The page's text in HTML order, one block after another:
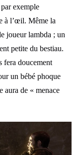
exemple
à l’œil. Même la
joueur lambda ; un
petite du bestiau.
fera doucement
un bébé phoque
aura de « menace